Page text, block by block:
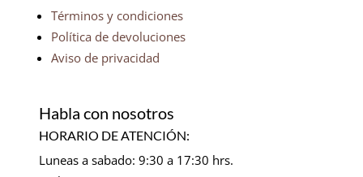
Términos y condiciones
Política de devoluciones
Aviso de privacidad
Habla con nosotros
HORARIO DE ATENCIÓN:
Luneas a sabado: 9:30 a 17:30 hrs.